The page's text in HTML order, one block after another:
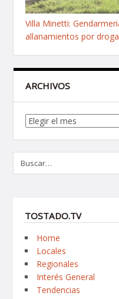
Villa Minetti:
allanamientos por droga
ARCHIVOS
Archivos
TOSTADO.TV
Home
Locales
Regionales
Interés General
Tendencias